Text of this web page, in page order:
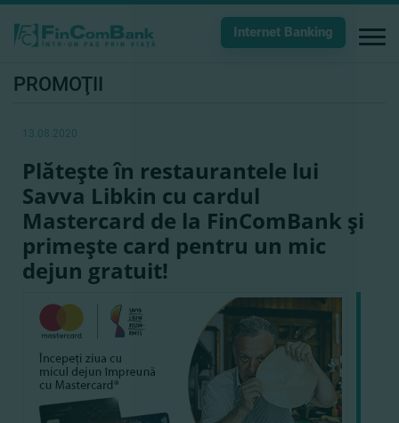
Internet Banking
PROMOŢII
13.08.2020
Plăteşte în restaurantele lui
Savva Libkin cu cardul
Mastercard de la FinComBank şi
primeşte card pentru un mic
dejun gratuit!